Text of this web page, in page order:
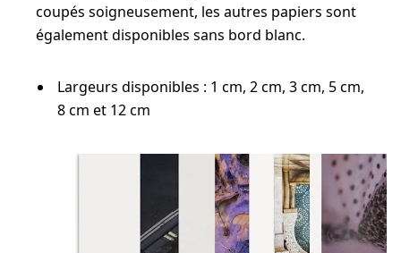
coupés soigneusement, les autres papiers sont
également disponibles sans bord blanc.
Largeurs disponibles : 1 cm, 2 cm, 3 cm, 5 cm,
8 cm et 12 cm